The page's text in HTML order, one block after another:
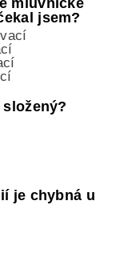
jsem?
je chybná u